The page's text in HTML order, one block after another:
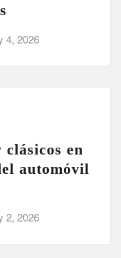
4, 2026
en
automóvil
2, 2026